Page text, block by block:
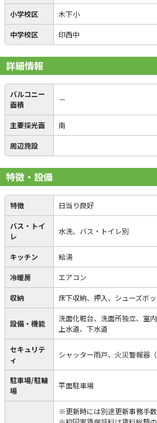
小学校区 木下小
中学校区 印西中
詳細情報
バルコニー
面積
－
主要採光面 南
周辺施設
特徴・設備
特徴 日当り良好
バス・トイ
レ
水洗、バス・トイレ別
キッチン 給湯
冷暖房 エアコン
収納 床下収納、押入、シューズボ
設備・機能
洗面化粧台、洗面所独立、室
上水道、下水道
セキュリテ
ィ
シャッター雨戸、火災警報器（
駐車場/駐輪
場
平面駐車場
※更新時には別途更新事務手